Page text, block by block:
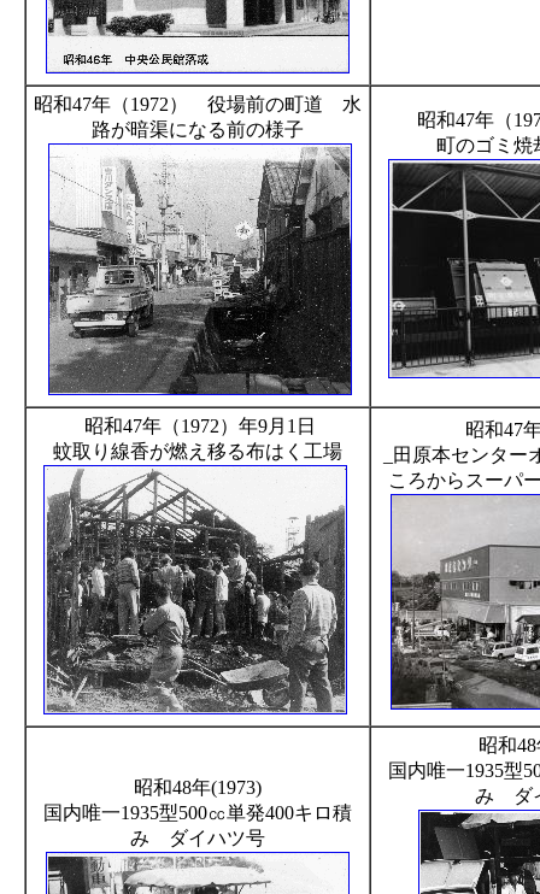
昭和47年（1972） 役場前の町道 水
路が暗渠になる前の様子
昭和47年（
町のゴミ焼
昭和47年（1972）年9月1日
蚊取り線香が燃え移る布はく工場
昭和47
_田原本センタ
ころからスーパ
昭和48年(1973)
国内唯一1935型500㏄単発400キロ積
み ダイハツ号
昭和
国内唯一1935型
み ダ